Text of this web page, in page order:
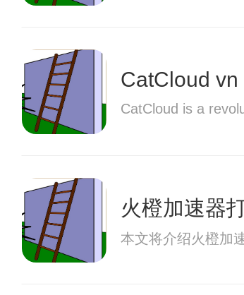
CatCloud vn
CatCloud is a
火橙加速器
本文将介绍火橙加